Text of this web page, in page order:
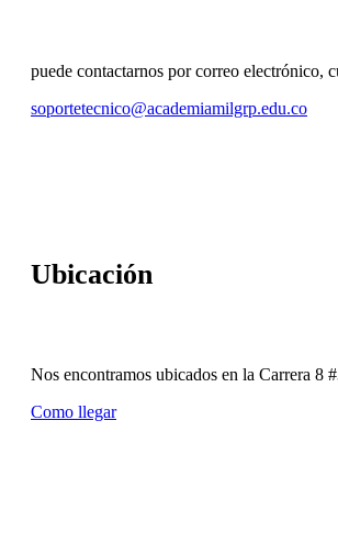
‎puede contactarnos por correo electrónico,
soportetecnico@academiamilgrp.edu.co
Ubicación
Nos encontramos ubicados en la Carrera 8
Como llegar